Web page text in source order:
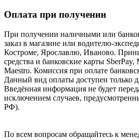
Оплата при получении
При получении наличными или
заказ в магазине или водителю-
Костроме, Ярославлю, Иваново.
средства и банковские карты
Maestro. Комиссия при оплате
Данный вид оплаты доступен только
Введённая информация не будет
исключением случаев,
РФ).
По всем вопросам обращайтесь к